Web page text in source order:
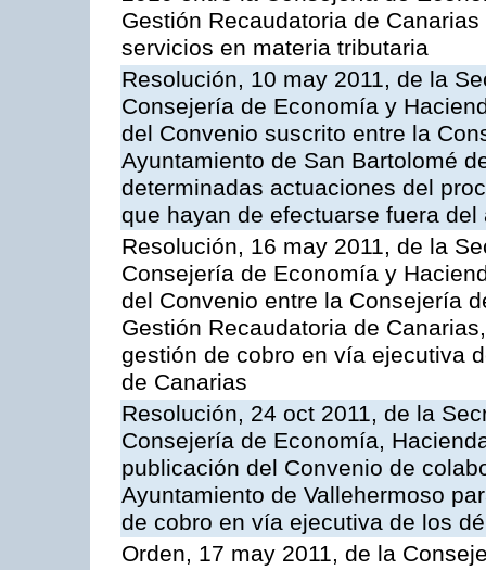
Gestión Recaudatoria de
servicios en materia tributaria
Resolución, 10 may 2011, de la
Consejería de Economía y
del Convenio suscrito entre la
Ayuntamiento de San Bartolomé
determinadas actuaciones del
que hayan de efectuarse fuera
Resolución, 16 may 2011, de la
Consejería de Economía y
del Convenio entre la Consejería
Gestión Recaudatoria de
gestión de cobro en vía ejecutiva
de Canarias
Resolución, 24 oct 2011, de la
Consejería de Economía,
publicación del Convenio de
Ayuntamiento de Vallehermoso
de cobro en vía ejecutiva de los
Orden, 17 may 2011, de la